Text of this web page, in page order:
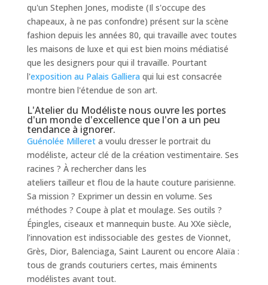
qu'un Stephen Jones, modiste (Il s'occupe des
chapeaux, à ne pas confondre) présent sur la scène
fashion depuis les années 80, qui travaille avec toutes
les maisons de luxe et qui est bien moins médiatisé
que les designers pour qui il travaille. Pourtant
l'exposition au Palais Galliera qui lui est consacrée
montre bien l'étendue de son art.
L'Atelier du Modéliste nous ouvre les portes
d'un monde d'excellence que l'on a un peu
tendance à ignorer.
Guénolée Millereta voulu dresser le portrait du
modéliste, acteur clé de la création vestimentaire. Ses
racines ? À rechercher dans les
ateliers tailleur et flou de la haute couture parisienne.
Sa mission ? Exprimer un dessin en volume. Ses
méthodes ? Coupe à plat et moulage. Ses outils ?
Épingles, ciseaux et mannequin buste. Au XXe siècle,
l’innovation est indissociable des gestes de Vionnet,
Grès, Dior, Balenciaga, Saint Laurent ou encore Alaïa :
tous de grands couturiers certes, mais éminents
modélistes avant tout.